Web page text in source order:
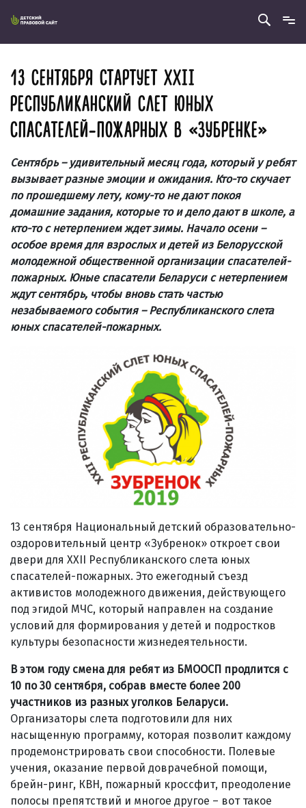
13 СЕНТЯБРЯ СТАРТУЕТ XXII
РЕСПУБЛИКАНСКИЙ СЛЕТ ЮНЫХ
СПАСАТЕЛЕЙ-ПОЖАРНЫХ В «ЗУБРЕНКЕ»
Сентябрь – удивительный месяц года, который у ребят
вызывает разные эмоции и ожидания. Кто-то скучает
по прошедшему лету, кому-то не дают покоя
домашние задания, которые то и дело дают в школе, а
кто-то с нетерпением ждет зимы. Начало осени –
особое время для взрослых и детей из Белорусской
молодежной общественной организации спасателей-
пожарных. Юные спасатели Беларуси с нетерпением
ждут сентябрь, чтобы вновь стать частью
незабываемого события – Республиканского слета
юных спасателей-пожарных.
13 сентября Национальный детский образовательно-
оздоровительный центр «Зубренок» откроет свои
двери для XXII Республиканского слета юных
спасателей-пожарных. Это ежегодный съезд
активистов молодежного движения, действующего
под эгидой МЧС, который направлен на создание
условий для формирования у детей и подростков
культуры безопасности жизнедеятельности.
В этом году смена для ребят из БМООСП продлится с
10 по 30 сентября, собрав вместе более 200
участников из разных уголков Беларуси.
Организаторы слета подготовили для них
насыщенную программу, которая позволит каждому
продемонстрировать свои способности. Полевые
учения, оказание первой доврачебной помощи,
брейн-ринг, КВН, пожарный кроссфит, преодоление
полосы препятствий и многое другое – вот такое